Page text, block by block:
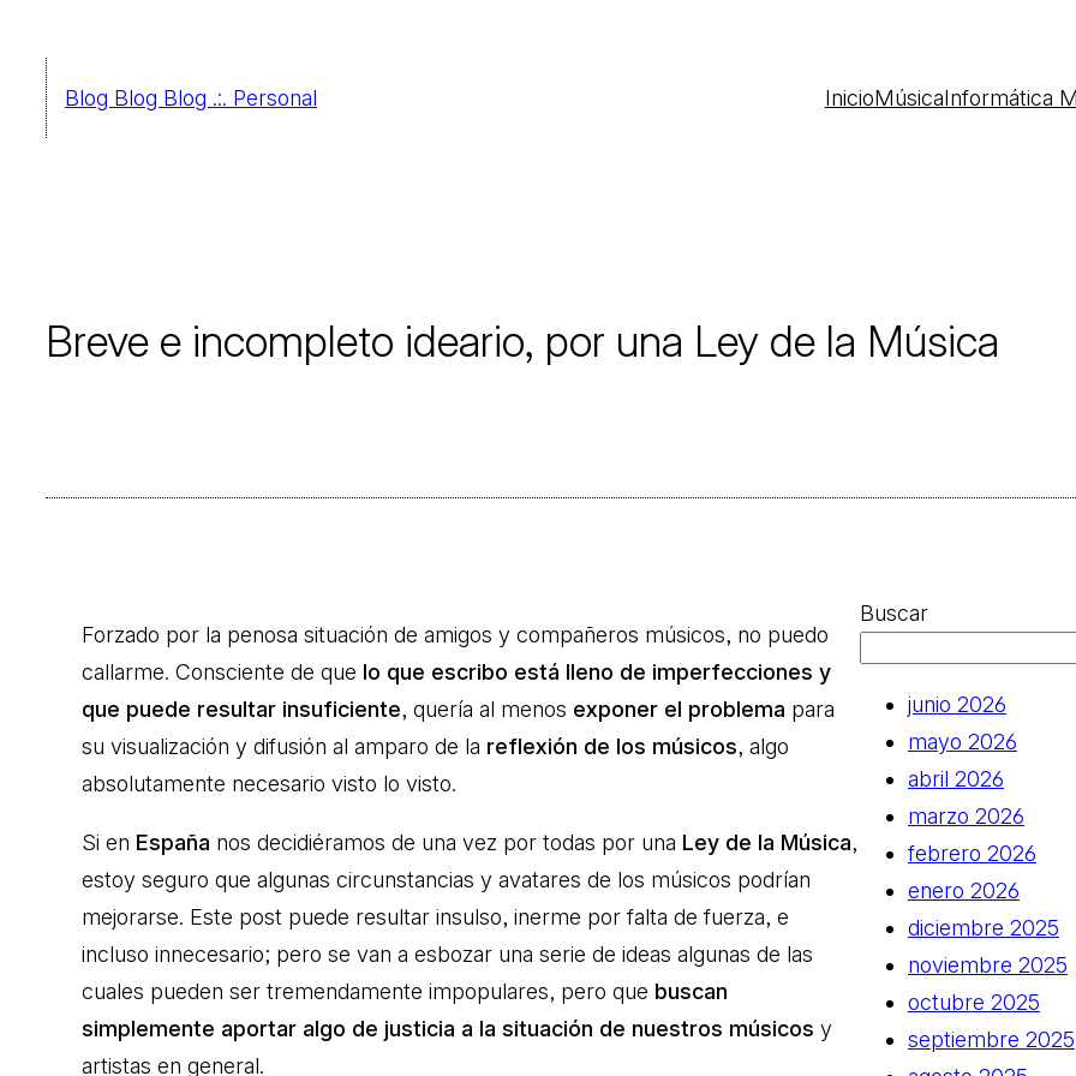
contenidoBlog Blog Blog .:. Personal InicioMúsicaInformática
Breve e incompleto ideario, por una Ley de la Música
Forzado por la penosa situación de amigos y compañeros músicos, no puedo
callarme. Consciente de que lo que escribo está lleno de imperfecciones y
que puede resultar insuficiente, quería al menos exponer el problema para
su visualización y difusión al amparo de la reflexión de los músicos, algo
absolutamente necesario visto lo visto.
Si en España nos decidiéramos de una vez por todas por una Ley de la Música,
estoy seguro que algunas circunstancias y avatares de los músicos podrían
mejorarse. Este post puede resultar insulso, inerme por falta de fuerza, e
incluso innecesario; pero se van a esbozar una serie de ideas algunas de las
cuales pueden ser tremendamente impopulares, pero que buscan
simplemente aportar algo de justicia a la situación de nuestros músicos y
artistas en general.
Buscar
junio 2026
mayo 2026
abril 2026
marzo 2026
febrero 2026
enero 2026
diciembre 2025
noviembre 2025
octubre 2025
septiembre 2025